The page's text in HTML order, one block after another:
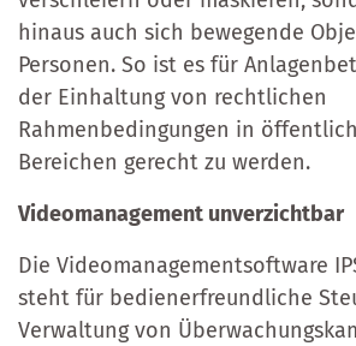
hinaus auch sich bewegende
Personen. So ist es für
der Einhaltung von rechtlichen
Rahmenbedingungen in
Bereichen gerecht zu werden.
Videomanagement unverzichtbar
Die Videomanagementsoftware
steht für bedienerfreundliche
Verwaltung von